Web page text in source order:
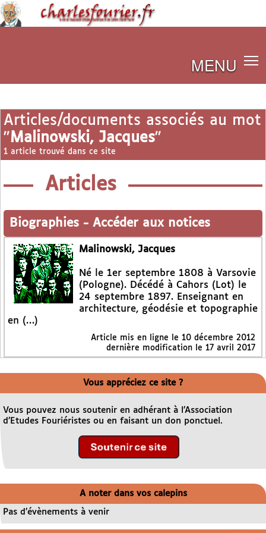
MENU
Articles/documents associés au mot
"Malinowski, Jacques"
1 article trouvé dans ce site
Articles
Biographies - Accéder aux notices
Malinowski, Jacques
Né le 1er septembre 1808 à Varsovie
(Pologne). Décédé à Cahors (Lot) le
24 septembre 1897. Enseignant en
architecture, géodésie et topographie
en (…)
Article mis en ligne le 10 décembre 2012
dernière modification le 17 avril 2017
Vous appréciez ce site ?
Vous pouvez nous soutenir en adhérant à l’Association
d’Etudes Fouriéristes ou en faisant un don ponctuel.
A noter dans vos calepins
Pas d’évènements à venir